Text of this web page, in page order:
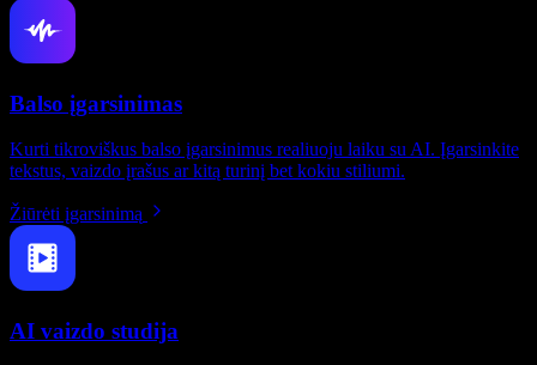
Balso įgarsinimas
Kurti tikroviškus balso įgarsinimus realiuoju laiku su AI. Įgarsinkite
tekstus, vaizdo įrašus ar kitą turinį bet kokiu stiliumi.
Žiūrėti įgarsinimą
AI vaizdo studija